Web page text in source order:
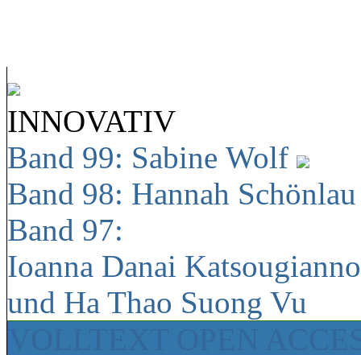
INNOVATIV
Band 99: Sabine Wolf
Band 98: Hannah
Band 97:
Ioanna Danai
und Ha Thao Suong Vu